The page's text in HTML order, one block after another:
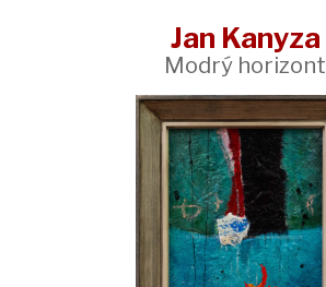
Jan Kanyza
Modrý horizont